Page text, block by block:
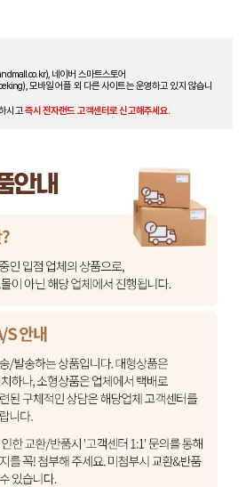
네이버 스마트스토어
모바일 어플 외 다른 사이트는 운영하고 있지 않습니
시고즉시 전자랜드 고객센터로 신고해주세요.